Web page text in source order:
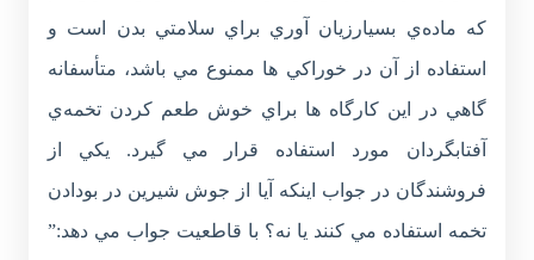
که ماده‌ي بسيارزيان آوري براي سلامتي بدن است و
استفاده از آن در خوراکي ها ممنوع مي باشد، متأسفانه
گاهي در اين کارگاه ها براي خوش طعم کردن تخمه‌ي
آفتابگردان مورد استفاده قرار مي گيرد. يکي از
فروشندگان در جواب اينکه آيا از جوش شيرين در بودادن
تخمه استفاده مي کنند يا نه؟ با قاطعيت جواب مي دهد:”